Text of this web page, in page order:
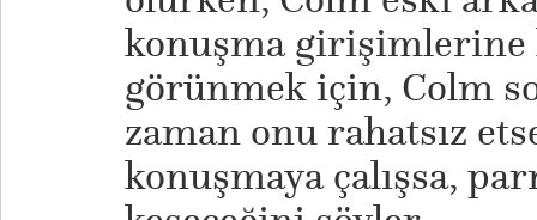
konuşma girişimlerine
görünmek için, Colm
zaman onu rahatsız
konuşmaya çalışsa,